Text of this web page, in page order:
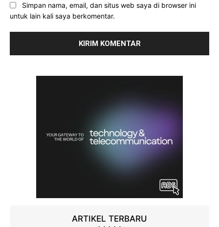
Simpan nama, email, dan situs web saya di browser ini
untuk lain kali saya berkomentar.
ARTIKEL TERBARU